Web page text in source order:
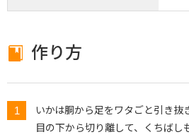
作り方
いかは胴から足をワタごと引き抜
目の下から切り離して、くちばし